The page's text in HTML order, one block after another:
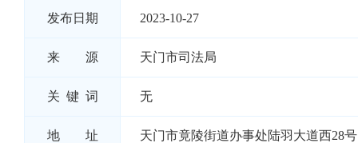
发布日期 2023-10-27
来 源 天门市司法局
关 键 词 无
地 址 天门市竟陵街道办事处陆羽大道西28号